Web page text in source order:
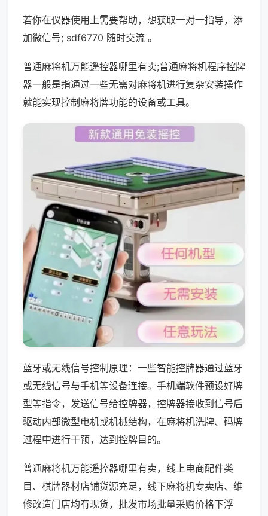
若你在仪器使用上需要帮助，想获取一对一指导，添
加微信号; sdf6770 随时交流 。
普通麻将机万能遥控器哪里有卖;普通麻将机程序控牌
器一般是指通过一些无需对麻将机进行复杂安装操作
就能实现控制麻将牌功能的设备或工具。
蓝牙或无线信号控制原理：一些智能控牌器通过蓝牙
或无线信号与手机等设备连接。手机端软件预设好牌
型等指令，发送信号给控牌器，控牌器接收到信号后
驱动内部微型电机或机械结构，在麻将机洗牌、码牌
过程中进行干预，达到控牌目的。
普通麻将机万能遥控器哪里有卖，线上电商配件类
目、棋牌器材店铺货源充足，线下麻将机专卖店、维
修改造门店均有现货，批发市场批量采购价格下浮